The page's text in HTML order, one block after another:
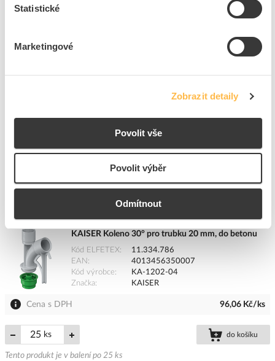
Statistické
Marketingové
Zobrazit detaily
Povolit vše
Povolit výběr
Odmítnout
Kód ELFETEX
Značka
KAISER
195,54 Kč/ks
Tento produkt je v balení po 25 ks
KAISER Koleno 30° pro trubku 20 mm, do betonu
Kód ELFETEX
11.334.786
EAN
4013456350007
Kód výrobce
KA-1202-04
Značka
KAISER
Cena s DPH 96,06 Kč/ks
ks do košíku
Tento produkt je v balení po 25 ks